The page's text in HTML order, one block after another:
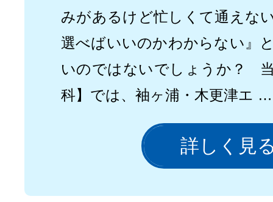
みがあるけど忙しくて通えな
選べばいいのかわからない』
いのではないでしょうか？
科】では、袖ヶ浦・木更津エ …
詳しく見